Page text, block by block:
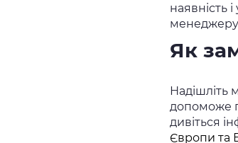
наявність
менеджеру
Як
Надішліть
допоможе
дивіться
Європи та